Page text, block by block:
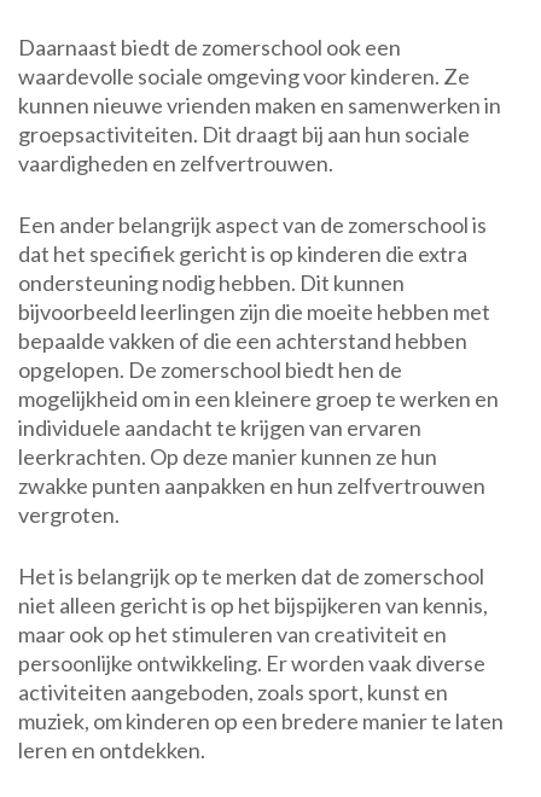
Daarnaast biedt de zomerschool ook een
waardevolle sociale omgeving voor kinderen. Ze
kunnen nieuwe vrienden maken en samenwerken in
groepsactiviteiten. Dit draagt bij aan hun sociale
vaardigheden en zelfvertrouwen.
Een ander belangrijk aspect van de zomerschool is
dat het specifiek gericht is op kinderen die extra
ondersteuning nodig hebben. Dit kunnen
bijvoorbeeld leerlingen zijn die moeite hebben met
bepaalde vakken of die een achterstand hebben
opgelopen. De zomerschool biedt hen de
mogelijkheid om in een kleinere groep te werken en
individuele aandacht te krijgen van ervaren
leerkrachten. Op deze manier kunnen ze hun
zwakke punten aanpakken en hun zelfvertrouwen
vergroten.
Het is belangrijk op te merken dat de zomerschool
niet alleen gericht is op het bijspijkeren van kennis,
maar ook op het stimuleren van creativiteit en
persoonlijke ontwikkeling. Er worden vaak diverse
activiteiten aangeboden, zoals sport, kunst en
muziek, om kinderen op een bredere manier te laten
leren en ontdekken.